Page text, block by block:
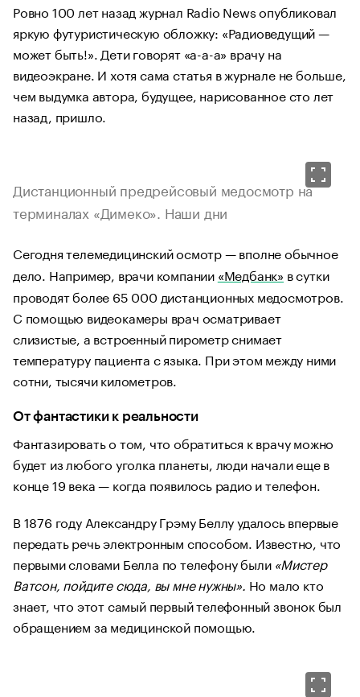
Ровно 100 лет назад журнал Radio News опубликовал
яркую футуристическую обложку: «Радиоведущий —
может быть!». Дети говорят «а-а-а» врачу на
видеоэкране. И хотя сама статья в журнале не больше,
чем выдумка автора, будущее, нарисованное сто лет
назад, пришло.
Дистанционный предрейсовый медосмотр на
терминалах «Димеко». Наши дни
Сегодня телемедицинский осмотр — вполне обычное
дело. Например, врачи компании «Медбанк» в сутки
проводят более 65 000 дистанционных медосмотров.
С помощью видеокамеры врач осматривает
слизистые, а встроенный пирометр снимает
температуру пациента с языка. При этом между ними
сотни, тысячи километров.
От фантастики к реальности
Фантазировать о том, что обратиться к врачу можно
будет из любого уголка планеты, люди начали еще в
конце 19 века — когда появилось радио и телефон.
В 1876 году Александру Грэму Беллу удалось впервые
передать речь электронным способом. Известно, что
первыми словами Белла по телефону были «Мистер
Ватсон, пойдите сюда, вы мне нужны». Но мало кто
знает, что этот самый первый телефонный звонок был
обращением за медицинской помощью.